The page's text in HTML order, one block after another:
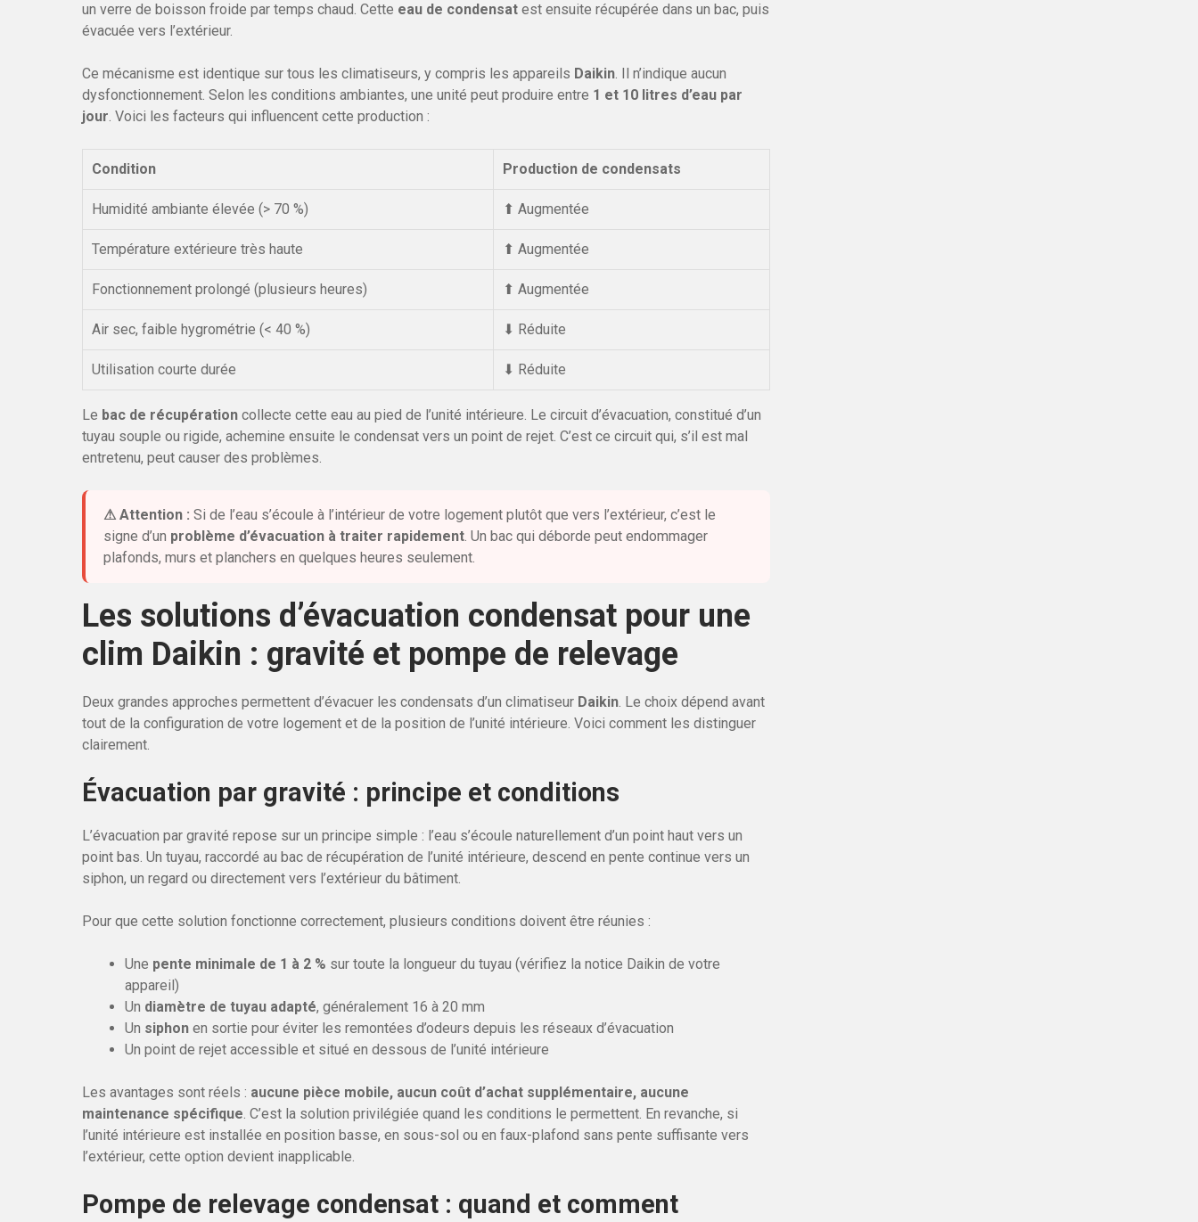
un verre de boisson froide par temps chaud. Cette eau de condensat est ensuite récupérée dans un bac, puis
évacuée vers l’extérieur.
Ce mécanisme est identique sur tous les climatiseurs, y compris les appareils Daikin . Il n’indique aucun
dysfonctionnement. Selon les conditions ambiantes, une unité peut produire entre 1 et 10 litres d’eau par
jour . Voici les facteurs qui influencent cette production :
Condition Production de condensats
Humidité ambiante élevée (> 70 %) ⬆ Augmentée
Température extérieure très haute ⬆ Augmentée
Fonctionnement prolongé (plusieurs heures) ⬆ Augmentée
Air sec, faible hygrométrie (< 40 %) ⬇ Réduite
Utilisation courte durée ⬇ Réduite
Le bac de récupération collecte cette eau au pied de l’unité intérieure. Le circuit d’évacuation, constitué d’un
tuyau souple ou rigide, achemine ensuite le condensat vers un point de rejet. C’est ce circuit qui, s’il est mal
entretenu, peut causer des problèmes.
⚠ Attention : Si de l’eau s’écoule à l’intérieur de votre logement plutôt que vers l’extérieur, c’est le
signe d’un problème d’évacuation à traiter rapidement . Un bac qui déborde peut endommager
plafonds, murs et planchers en quelques heures seulement.
Les solutions d’évacuation condensat pour une
clim Daikin : gravité et pompe de relevage
Deux grandes approches permettent d’évacuer les condensats d’un climatiseur Daikin . Le choix dépend avant
tout de la configuration de votre logement et de la position de l’unité intérieure. Voici comment les distinguer
clairement.
Évacuation par gravité : principe et conditions
L’évacuation par gravité repose sur un principe simple : l’eau s’écoule naturellement d’un point haut vers un
point bas. Un tuyau, raccordé au bac de récupération de l’unité intérieure, descend en pente continue vers un
siphon, un regard ou directement vers l’extérieur du bâtiment.
Pour que cette solution fonctionne correctement, plusieurs conditions doivent être réunies :
Une pente minimale de 1 à 2 % sur toute la longueur du tuyau (vérifiez la notice Daikin de votre
appareil)
Un diamètre de tuyau adapté, généralement 16 à 20 mm
Un siphon en sortie pour éviter les remontées d’odeurs depuis les réseaux d’évacuation
Un point de rejet accessible et situé en dessous de l’unité intérieure
Les avantages sont réels : aucune pièce mobile, aucun coût d’achat supplémentaire, aucune
maintenance spécifique . C’est la solution privilégiée quand les conditions le permettent. En revanche, si
l’unité intérieure est installée en position basse, en sous-sol ou en faux-plafond sans pente suffisante vers
l’extérieur, cette option devient inapplicable.
Pompe de relevage condensat : quand et comment